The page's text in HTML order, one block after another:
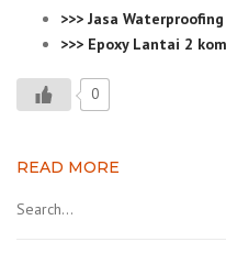
>>> Jasa
>>> Epoxy Lantai 2
0
READ MORE